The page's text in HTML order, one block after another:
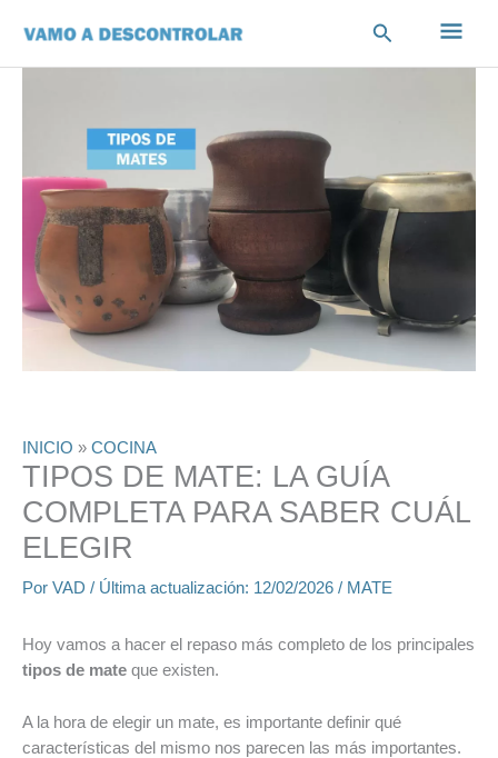
Buscar
INICIO » COCINA
TIPOS DE MATE: LA GUÍA
COMPLETA PARA SABER CUÁL
ELEGIR
Por VAD / Última actualización: 12/02/2026 / MATE
Hoy vamos a hacer el repaso más completo de los principales
tipos de mate que existen.
A la hora de elegir un mate, es importante definir qué
características del mismo nos parecen las más importantes.